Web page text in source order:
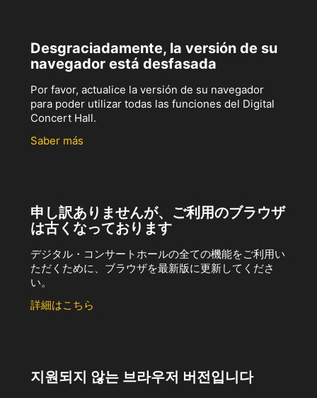
Desgraciadamente, la versión de su
navegador está desfasada
Por favor, actualice la versión de su navegador
para poder utilizar todas las funciones del Digital
Concert Hall.
Saber más
申し訳ありませんが、ご利用のブラウザ
は古くなっております
デジタル・コンサートホールの全ての機能をご利用い
ただくために、ブラウザを最新版に更新してくださ
い。
詳細はこちら
지원되지 않는 브라우저 버전입니다